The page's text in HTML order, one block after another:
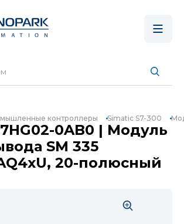
контроллеры Simatic S7-300
7HG02-0AB0 | Модуль
SM 335
20-полюсный